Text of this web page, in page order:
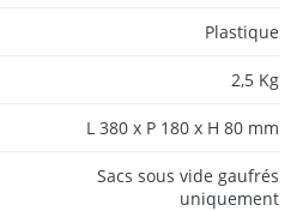
Plastique
2,5 Kg
L 380 x P 180 x H 80 mm
Sacs sous vide gaufrés
uniquement